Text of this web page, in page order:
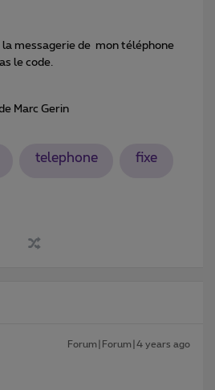
la messagerie de mon téléphone
le code.
Marc Gerin
telephone fixe
Forum|Forum|4 years ago